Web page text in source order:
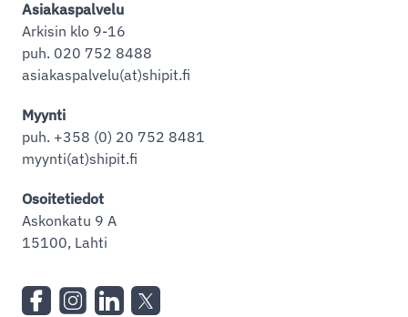
Asiakaspalvelu
Arkisin klo 9-16
puh. 020 752 8488
asiakaspalvelu(at)shipit.fi
Myynti
puh. +358 (0) 20 752 8481
myynti(at)shipit.fi
Osoitetiedot
Askonkatu 9 A
15100, Lahti